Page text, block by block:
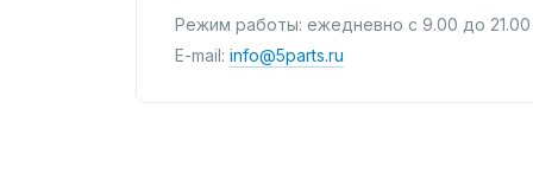
Режим работы: ежедневно с 9.00 до 21.00
E-mail: info@5parts.ru